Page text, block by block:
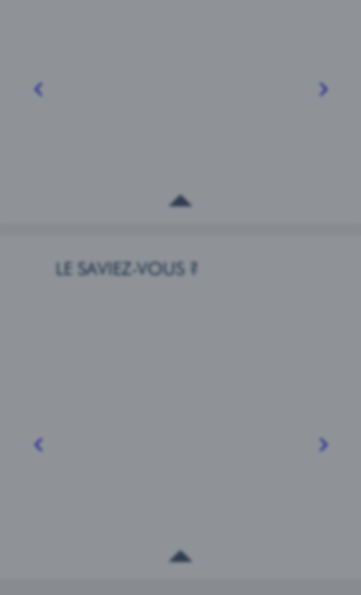
LE SAVIEZ-VOUS ?